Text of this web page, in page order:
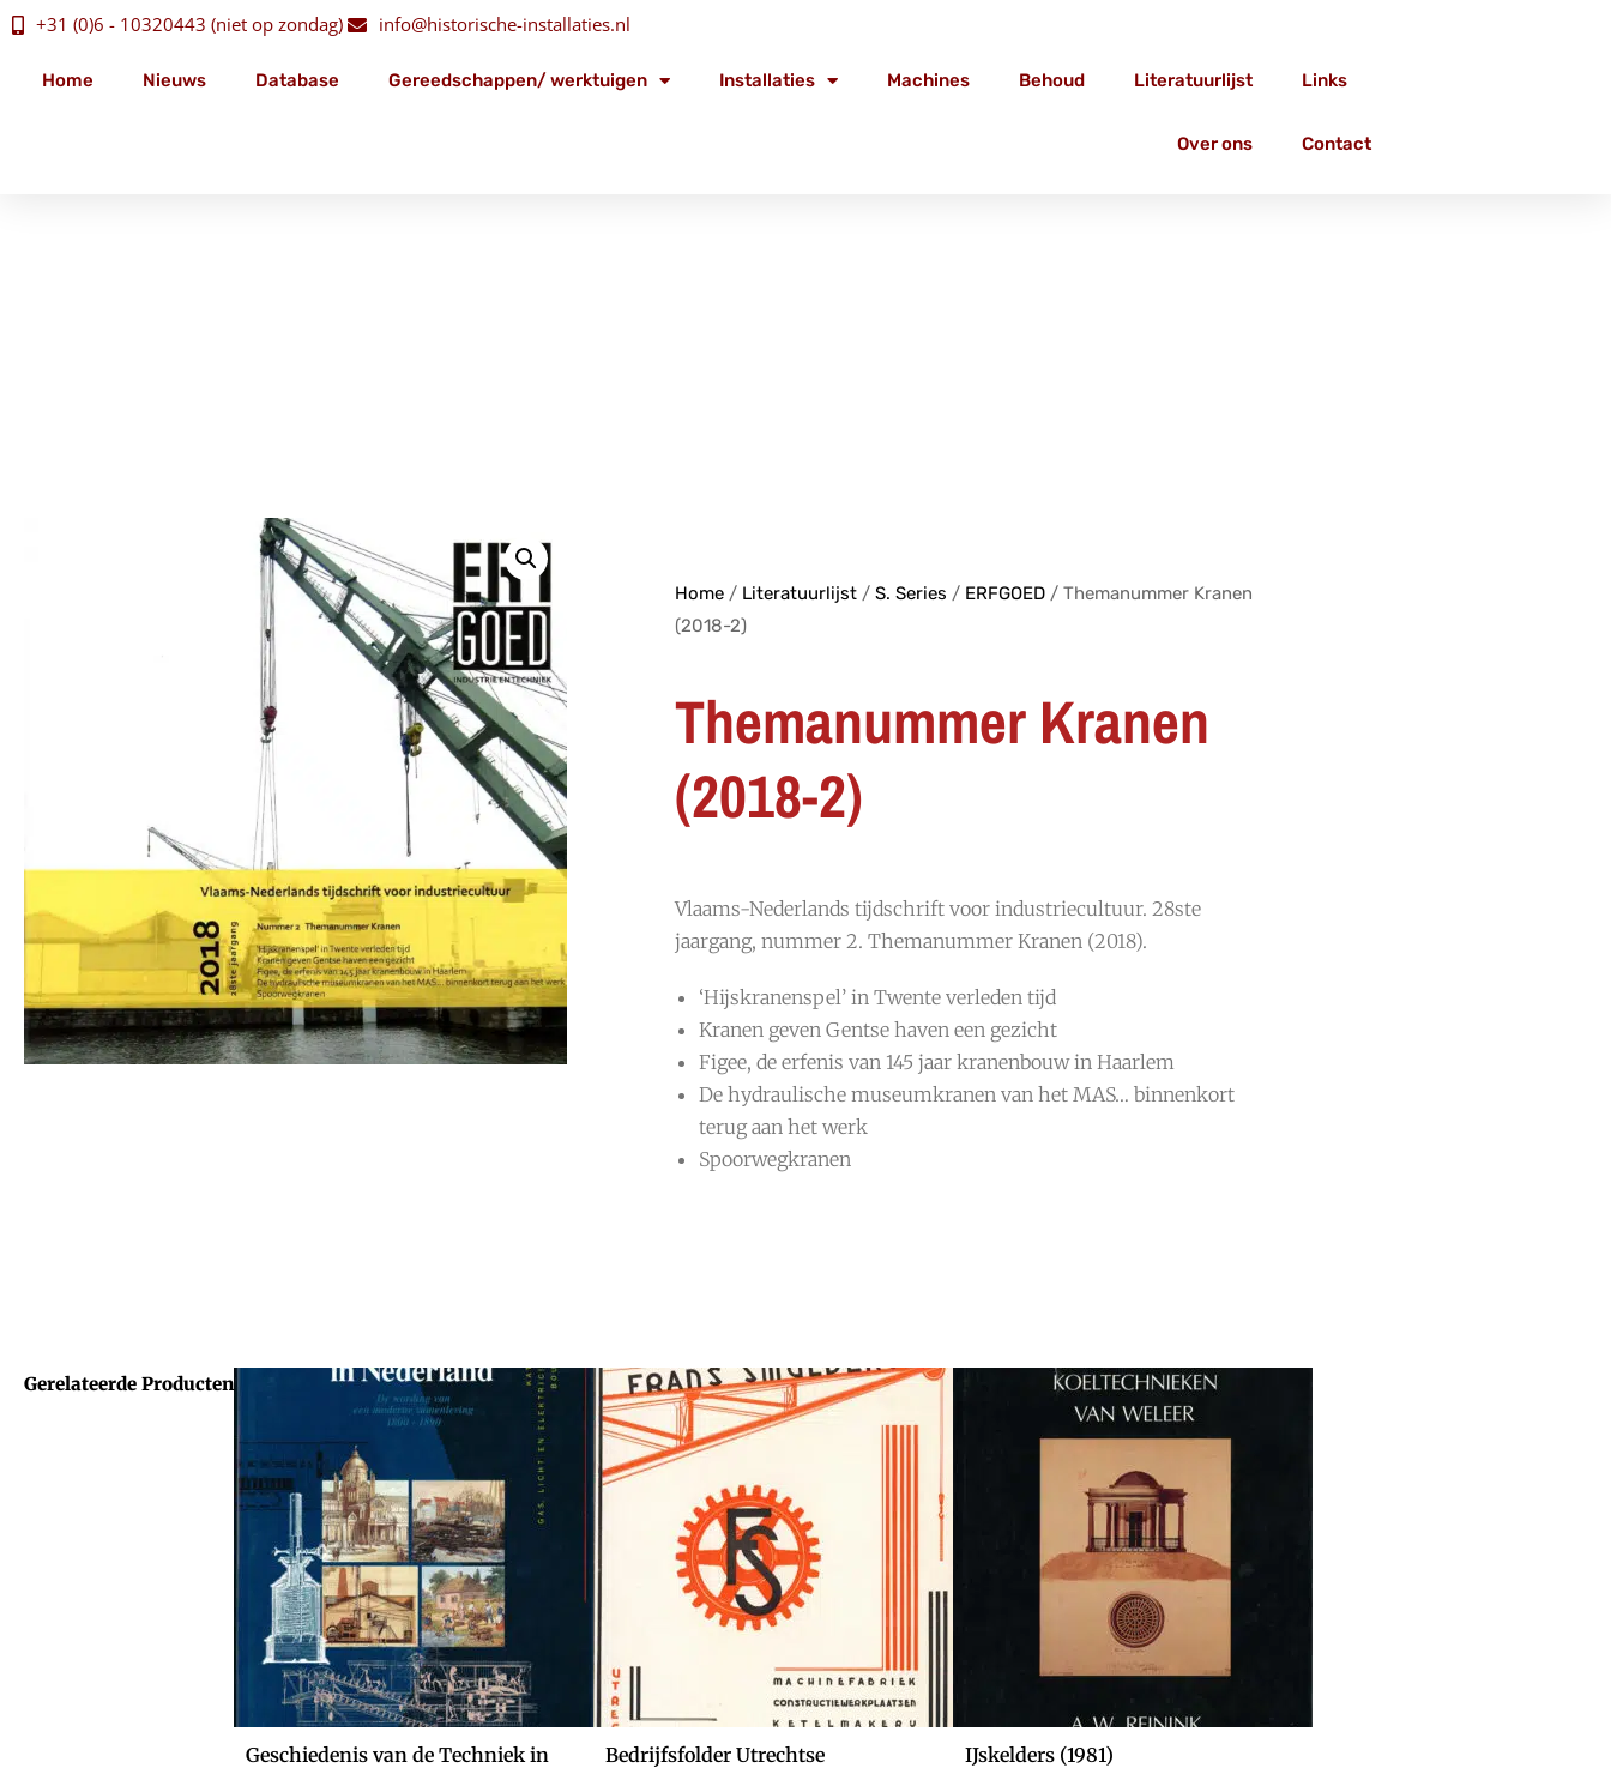
+31 (0)6 - 10320443 (niet op zondag) info@historische-installaties.nl
Home Nieuws Database Gereedschappen/ werktuigen Installaties Machines Behoud Literatuurlijst Links
Over ons Contact
Home/ Literatuurlijst/ S. Series / ERFGOED/ Themanummer Kranen
(2018-2)
Themanummer Kranen
(2018-2)
Vlaams-Nederlands tijdschrift voor industriecultuur. 28ste
jaargang, nummer 2. Themanummer Kranen (2018).
‘Hijskranenspel’ in Twente verleden tijd
Kranen geven Gentse haven een gezicht
Figee, de erfenis van 145 jaar kranenbouw in Haarlem
De hydraulische museumkranen van het MAS… binnenkort
terug aan het werk
Spoorwegkranen
Gerelateerde Producten
Geschiedenis van de Techniek in
Bedrijfsfolder Utrechtse
IJskelders (1981)